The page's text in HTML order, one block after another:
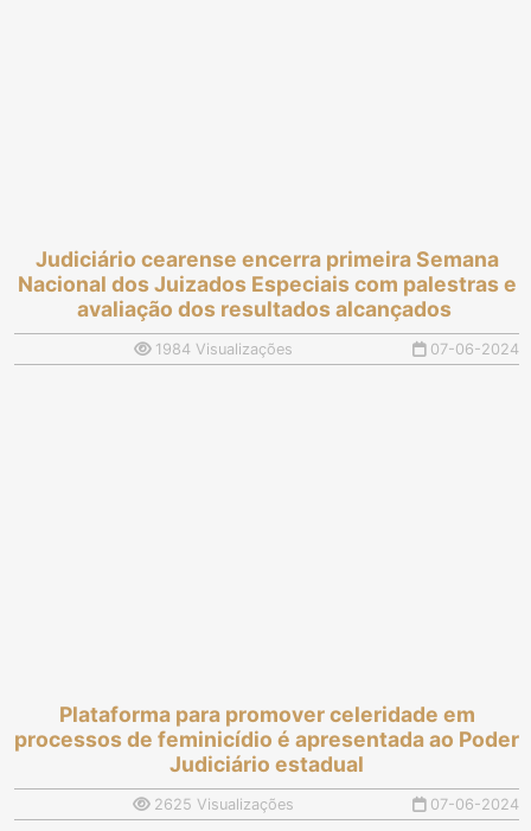
Judiciário cearense encerra primeira Semana
Nacional dos Juizados Especiais com palestras e
avaliação dos resultados alcançados
1984 Visualizações 07-06-2024
Plataforma para promover celeridade em
processos de feminicídio é apresentada ao Poder
Judiciário estadual
2625 Visualizações 07-06-2024